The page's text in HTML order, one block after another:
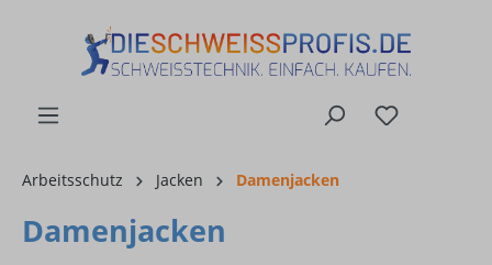
Arbeitsschutz Jacken Damenjacken
Damenjacken